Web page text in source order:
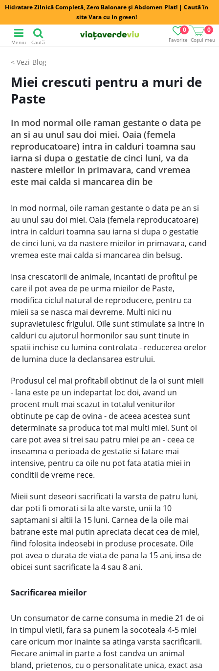
Hidratare Zilnică Completă, Zero Balonare și Abdomen Plat! | Caută în
site Vara cu In green!
Favorite
0
Coșul meu
0
Meniu Caută
Blog
Miei crescuti pentru a muri de
Paste
In mod normal oile raman gestante o data pe
an si au unul sau doi miei. Oaia (femela
reproducatoare) intra in calduri toamna sau
iarna si dupa o gestatie de cinci luni, va da
nastere mieilor in primavara, cand vremea
este mai calda si mancarea din be
In mod normal, oile raman gestante o data pe an si
au unul sau doi miei. Oaia (femela reproducatoare)
intra in calduri toamna sau iarna si dupa o gestatie
de cinci luni, va da nastere mieilor in primavara, cand
vremea este mai calda si mancarea din belsug.
Insa crescatorii de animale, incantati de profitul pe
care il pot avea de pe urma mieilor de Paste,
modifica ciclul natural de reproducere, pentru ca
mieii sa se nasca mai devreme. Multi nici nu
supravietuiesc frigului. Oile sunt stimulate sa intre in
calduri cu ajutorul hormonilor sau sunt tinute in
spatii inchise cu lumina controlata - reducerea orelor
de lumina duce la declansarea estrului.
Produsul cel mai profitabil obtinut de la oi sunt mieii
- lana este pe un indepartat loc doi, avand un
procent mult mai scazut in totalul veniturilor
obtinute pe cap de ovina - de aceea acestea sunt
determinate sa produca tot mai multi miei. Sunt oi
care pot avea si trei sau patru miei pe an - ceea ce
inseamna o perioada de gestatie si fatare mai
intensive, pentru ca oile nu pot fata atatia miei in
conditii de vreme rece.
Mieii sunt deseori sacrificati la varsta de patru luni,
dar poti fi omorati si la alte varste, unii la 10
saptamani si altii la 15 luni. Carnea de la oile mai
batrane este mai putin apreciata decat cea de miel,
fiind folosita indeosebi in produse procesate. Oile
pot avea o durata de viata de pana la 15 ani, insa de
obicei sunt sacrificate la 4 sau 8 ani.
Sacrificarea mieilor
Un consumator de carne consuma in medie 21 de oi
in timpul vietii, fara sa punem la socoteala 4-5 miei
care oricum mor inainte sa atinga varsta sacrificarii.
Fiecare animal in parte a fost candva un animal
bland, prietenos, cu o personalitate unica, exact asa